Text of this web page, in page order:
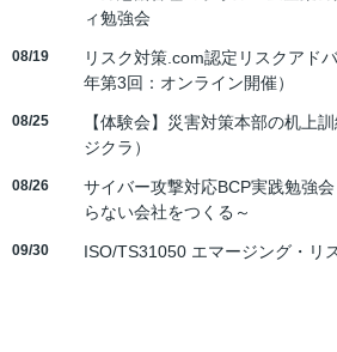
ィ勉強会
08/19
リスク対策.com認定リスクアド
年第3回：オンライン開催）
08/25
【体験会】災害対策本部の机上
ジクラ）
08/26
サイバー攻撃対応BCP実践勉強
らない会社をつくる～
09/30 ISO/TS31050 エマージング・リ